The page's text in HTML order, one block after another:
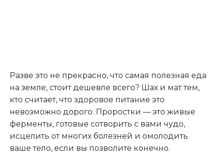
Разве это не прекрасно, что самая полезная еда
на земле, стоит дешевле всего? Шах и мат тем,
кто считает, что здоровое питание это
невозможно дорого. Проростки — это живые
ферменты, готовые сотворить с вами чудо,
исцелить от многих болезней и омолодить
ваше тело, если вы позволите конечно.